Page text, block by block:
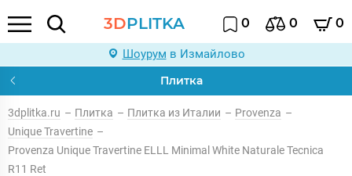
3DPLITKA 0 0 0
Шоурум в Измайлово
Плитка
3dplitka.ru – Плитка – Плитка из Италии – Provenza –
Unique Travertine –
Provenza Unique Travertine ELLL Minimal White Naturale Tecnica
R11 Ret